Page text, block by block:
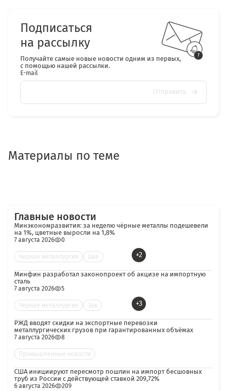
Подписаться
на рассылку
Получайте самые новые новости одним из первых,
с помощью нашей рассылки.
E-mail
Отправить
Материалы по теме
Главные новости
Минэкономразвития: за неделю чёрные металлы подешевели
на 1%, цветные выросли на 1,8%
7 августа 2026 0
Черная металлургия Цве +2
Минфин разработал законопроект об акцизе на импортную
сталь
7 августа 2026 5
Черная металлургия Зак +3
РЖД вводят скидки на экспортные перевозки
металлургических грузов при гарантированных объёмах
7 августа 2026 8
Промышленные новости
США инициируют пересмотр пошлин на импорт бесшовных
труб из России с действующей ставкой 209,72%
6 августа 2026 209